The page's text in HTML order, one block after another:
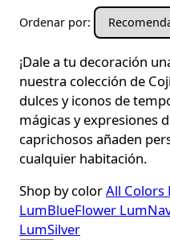
Ordenar por:
¡Dale a tu decoración
nuestra colección de
dulces y iconos de
mágicas y expresiones
caprichosos añaden
cualquier habitación.
Shop by colorAll Colors
LumBlueFlower
LumSilver